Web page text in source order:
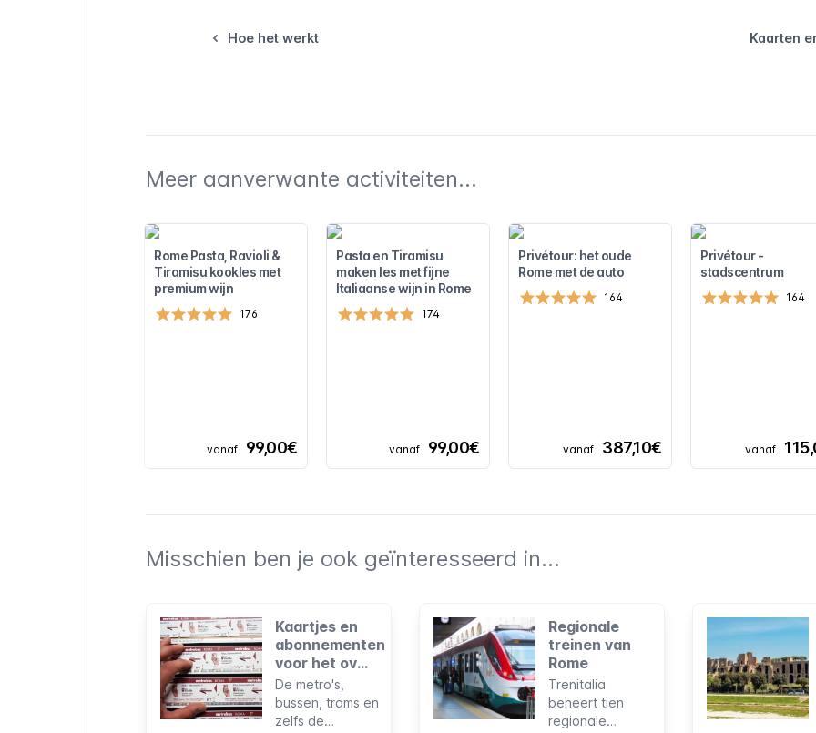
Hoe het werkt Kaarten
Meer aanverwante activiteiten...
Rome Pasta, Ravioli &
Tiramisu kookles met
premium wijn
176
vanaf 99,00€
Pasta en Tiramisu
maken les met fijne
Italiaanse wijn in Rome
174
vanaf 99,00€
Privétour: het oude
Rome met de auto
164
vanaf 387,10€
Privétour -
stadscentrum
164
vanaf
Misschien ben je ook geïnteresseerd in...
Kaartjes en
abonnementen
voor het ov
van Rome
De metro's,
bussen, trams en
zelfs de
Regionale
treinen van
Rome
Trenitalia
beheert tien
regionale